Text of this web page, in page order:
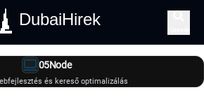
DubaiHirek
05Node
és kereső optimalizálás